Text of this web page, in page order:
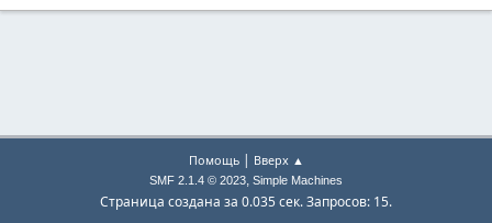
Помощь| Вверх ▲
SMF 2.1.4 © 2023, Simple Machines
Страница создана за 0.035 сек. Запросов: 15.